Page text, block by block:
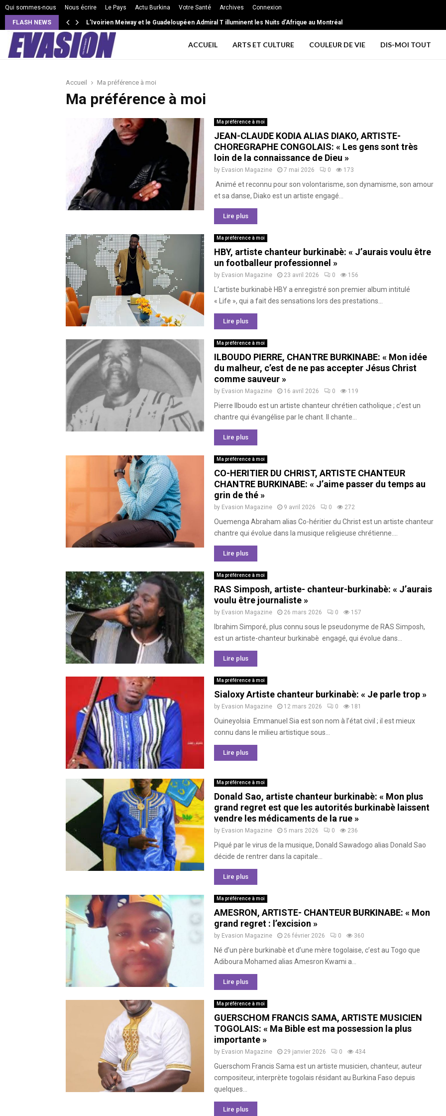
Qui sommes-nous Nous écrire Le Pays Actu Burkina Votre Santé Archives Connexion
FLASH NEWS L’Ivoirien Meiway et le Guadeloupéen Admiral T illuminent les Nuits d’Afrique au Montréal
ACCUEIL ARTS ET CULTURE COULEUR DE VIE DIS-MOI TOUT
Accueil Ma préférence à moi
Ma préférence à moi
Ma préférence à moi
JEAN-CLAUDE KODIA ALIAS DIAKO, ARTISTE-
CHOREGRAPHE CONGOLAIS: « Les gens sont très
loin de la connaissance de Dieu »
by Evasion Magazine 7 mai 2026 0 173
Animé et reconnu pour son volontarisme, son dynamisme, son amour
et sa danse, Diako est un artiste engagé...
Lire plus
Ma préférence à moi
HBY, artiste chanteur burkinabè: « J’aurais voulu être
un footballeur professionnel »
by Evasion Magazine 23 avril 2026 0 156
L’artiste burkinabè HBY a enregistré son premier album intitulé
« Life », qui a fait des sensations lors des prestations...
Lire plus
Ma préférence à moi
ILBOUDO PIERRE, CHANTRE BURKINABE: « Mon idée
du malheur, c’est de ne pas accepter Jésus Christ
comme sauveur »
by Evasion Magazine 16 avril 2026 0 119
Pierre Ilboudo est un artiste chanteur chrétien catholique ; c’est un
chantre qui évangélise par le chant. Il chante...
Lire plus
Ma préférence à moi
CO-HERITIER DU CHRIST, ARTISTE CHANTEUR
CHANTRE BURKINABE: « J’aime passer du temps au
grin de thé »
by Evasion Magazine 9 avril 2026 0 272
Ouemenga Abraham alias Co-héritier du Christ est un artiste chanteur
chantre qui évolue dans la musique religieuse chrétienne....
Lire plus
Ma préférence à moi
RAS Simposh, artiste- chanteur-burkinabè: « J’aurais
voulu être journaliste »
by Evasion Magazine 26 mars 2026 0 157
Ibrahim Simporé, plus connu sous le pseudonyme de RAS Simposh,
est un artiste-chanteur burkinabè engagé, qui évolue dans...
Lire plus
Ma préférence à moi
Sialoxy Artiste chanteur burkinabè: « Je parle trop »
by Evasion Magazine 12 mars 2026 0 181
Ouineyolsia Emmanuel Sia est son nom à l’état civil ; il est mieux
connu dans le milieu artistique sous...
Lire plus
Ma préférence à moi
Donald Sao, artiste chanteur burkinabè: « Mon plus
grand regret est que les autorités burkinabè laissent
vendre les médicaments de la rue »
by Evasion Magazine 5 mars 2026 0 236
Piqué par le virus de la musique, Donald Sawadogo alias Donald Sao
décide de rentrer dans la capitale...
Lire plus
Ma préférence à moi
AMESRON, ARTISTE- CHANTEUR BURKINABE: « Mon
grand regret : l’excision »
by Evasion Magazine 26 février 2026 0 360
Né d’un père burkinabè et d’une mère togolaise, c’est au Togo que
Adiboura Mohamed alias Amesron Kwami a...
Lire plus
Ma préférence à moi
GUERSCHOM FRANCIS SAMA, ARTISTE MUSICIEN
TOGOLAIS: « Ma Bible est ma possession la plus
importante »
by Evasion Magazine 29 janvier 2026 0 434
Guerschom Francis Sama est un artiste musicien, chanteur, auteur
compositeur, interprète togolais résidant au Burkina Faso depuis
quelques...
Lire plus